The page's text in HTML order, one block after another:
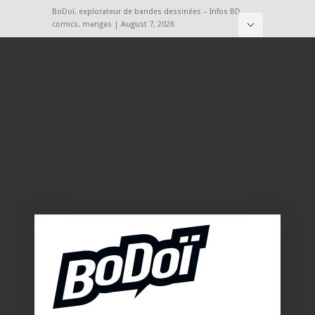
BoDoï, explorateur de bandes dessinées – Infos BD,
comics, mangas | August 7, 2026